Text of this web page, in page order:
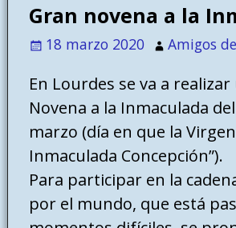
Gran novena a la
18 marzo 2020 Amigos
En Lourdes se va a
Novena a la Inmaculada
marzo (día en que la
Inmaculada Concepción”).
Para participar en la
por el mundo, que está